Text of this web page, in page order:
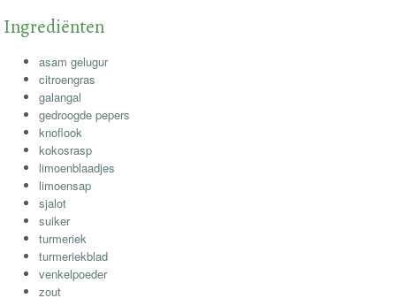
Ingrediënten
asam gelugur
citroengras
galangal
gedroogde pepers
knoflook
kokosrasp
limoenblaadjes
limoensap
sjalot
suiker
turmeriek
turmeriekblad
venkelpoeder
zout